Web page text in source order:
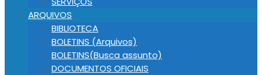
ARQUIVOS
BIBLIOTECA
BOLETINS (Arquivos)
BOLETINS(Busca assunto)
DOCUMENTOS OFICIAIS